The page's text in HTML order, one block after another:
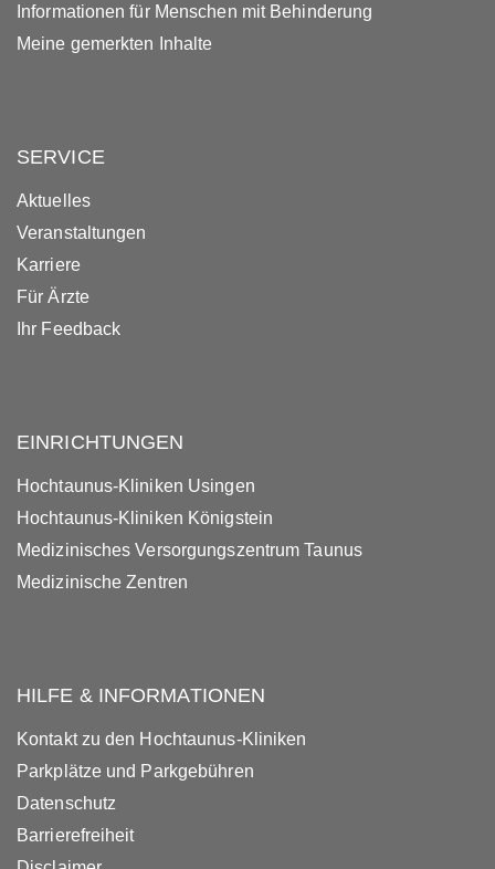
Informationen für Menschen mit Behinderung
Meine gemerkten Inhalte
SERVICE
Aktuelles
Veranstaltungen
Karriere
Für Ärzte
Ihr Feedback
EINRICHTUNGEN
Hochtaunus-Kliniken Usingen
Hochtaunus-Kliniken Königstein
Medizinisches Versorgungszentrum Taunus
Medizinische Zentren
HILFE & INFORMATIONEN
Kontakt zu den Hochtaunus-Kliniken
Parkplätze und Parkgebühren
Datenschutz
Barrierefreiheit